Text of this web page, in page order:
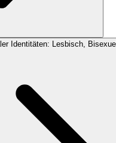
Identitäten: Lesbisch,